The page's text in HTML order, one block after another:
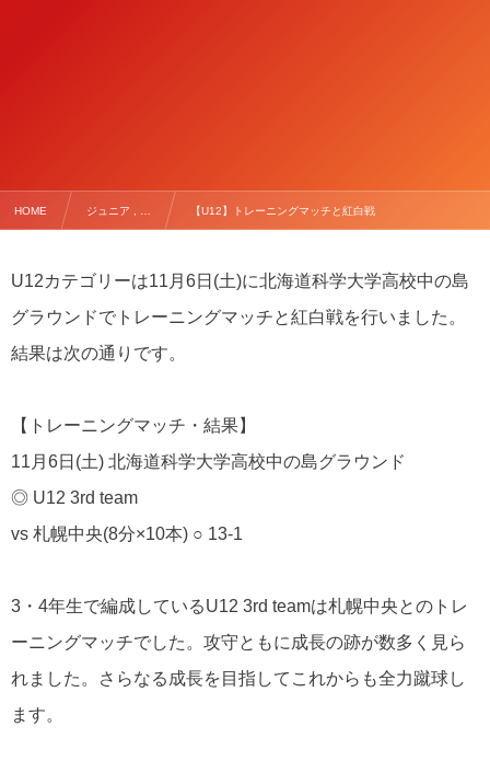
HOME ジュニア , … 【U12】トレーニングマッチと紅白戦
U12カテゴリーは11月6日(土)に北海道科学大学高校中の島
グラウンドでトレーニングマッチと紅白戦を行いました。
結果は次の通りです。
【トレーニングマッチ・結果】
11月6日(土) 北海道科学大学高校中の島グラウンド
◎ U12 3rd team
vs 札幌中央(8分×10本) ○ 13-1
3・4年生で編成しているU12 3rd teamは札幌中央とのトレ
ーニングマッチでした。攻守ともに成長の跡が数多く見ら
れました。さらなる成長を目指してこれからも全力蹴球し
ます。